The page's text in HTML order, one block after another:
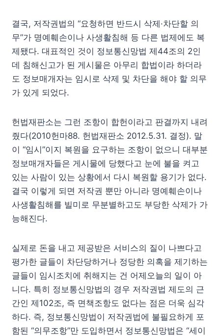
결국, 저작권법의 “요청하면 반드시 삭제·차단할 의
무”가 명예훼손이나 사생활침해 등 다른 법제에도 복
제됐다. 대표적인 것이 정보통신망법 제44조의 2인
데 침해신고가 된 게시물은 아무리 합법이라 하더라
도 정보매개자는 임시로 삭제 및 차단을 해야 할 의무
가 있게 되었다.
헌법재판소는 그런 조항이 합헌이라고 판결까지 내려
줬다(2010헌마88. 헌법재판소 2012.5.31. 결정). 말
이 “임시”이지 복원을 요구하는 조항이 없으니 대부분
정보매개자들은 게시물에 당했다고 눈에 불을 켜고
있는 사람이 있는 상황에서 다시 복원할 용기가 없다.
결국 이렇게 되면 저작권 뿐만 아니라 명예훼손이나
사생활침해를 빌미로 무분별하고도 부당한 삭제가 가
능해진다.
실제로 돈을 내고 제공받은 서비스의 질이 나쁘다고
평가한 글들이 차단당하거나 정당한 의혹을 제기하는
글들이 임시조치에 취해지는 건 어제오늘의 일이 아
니다. 특히 정보통신망법의 경우 저작권법 제도의 근
간인 제102조, 즉 면책조항도 없다는 점은 더욱 심각
하다. 즉, 정보통신망법이 저작권법에 불필요하게 포
함된 “의무조항”만 도입하면서 정보통신망법은 “세이